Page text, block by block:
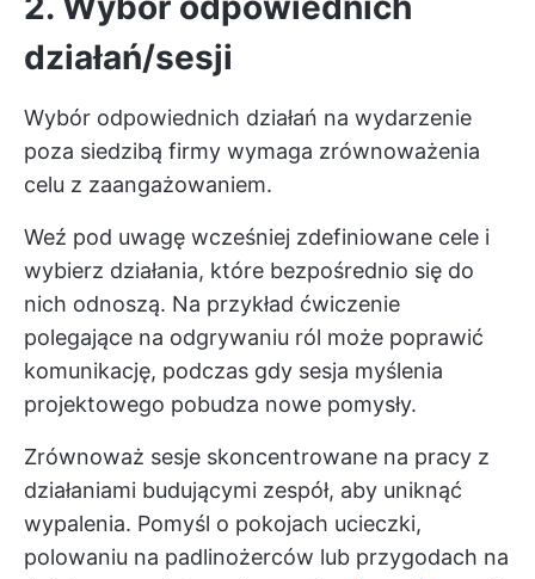
działań/sesji
Wybór odpowiednich działań na wydarzenie
poza siedzibą firmy wymaga zrównoważenia
celu z zaangażowaniem.
Weź pod uwagę wcześniej zdefiniowane cele i
wybierz działania, które bezpośrednio się do
nich odnoszą. Na przykład ćwiczenie
polegające na odgrywaniu ról może poprawić
komunikację, podczas gdy sesja myślenia
projektowego pobudza nowe pomysły.
Zrównoważ sesje skoncentrowane na pracy z
działaniami budującymi zespół, aby uniknąć
wypalenia. Pomyśl o pokojach ucieczki,
polowaniu na padlinożerców lub przygodach na